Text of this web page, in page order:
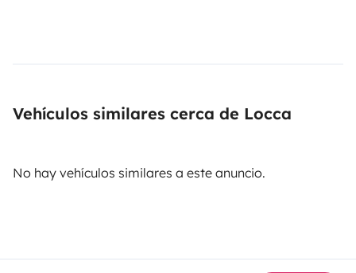
Vehículos similares cerca de Locca
No hay vehículos similares a este anuncio.